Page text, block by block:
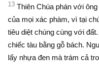
13 Thiên Chúa phán với
của mọi xác phàm, vì tại
tiêu diệt chúng cùng với đất.
chiếc tàu bằng gỗ bách.
lấy nhựa đen mà trám cả